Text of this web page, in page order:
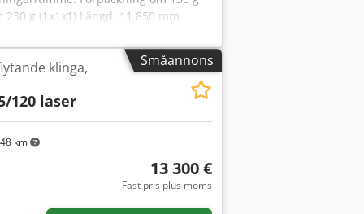
230 g (1x1x1) Längd: 11 850 mm
Småannons
km
klinga,
120 laser
13 300 €
Fast pris plus moms